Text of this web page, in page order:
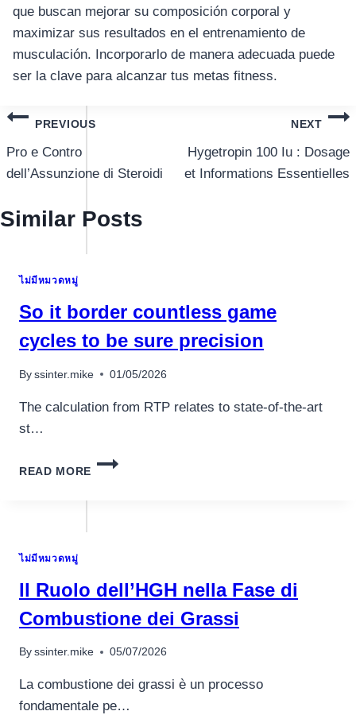
โทรศัพท์
สินค้าตามแบรนด์
que buscan mejorar su composición corporal y
maximizar sus resultados en el entrenamiento de
musculación. Incorporarlo de manera adecuada puede
ser la clave para alcanzar tus metas fitness.
แนะแนว
เรื่อง
PREVIOUS
Pro e Contro
dell’Assunzione di Steroidi
NEXT
Hygetropin 100 Iu : Dosage
et Informations Essentielles
Similar Posts
ไม่มีหมวดหมู่
So it border countless game
cycles to be sure precision
By ssinter.mike 01/05/2026
The calculation from RTP relates to state-of-the-art
st…
READ MORE
SO
SURE
PRECISION
ไม่มีหมวดหมู่
Il Ruolo dell’HGH nella Fase di
Combustione dei Grassi
By ssinter.mike 05/07/2026
La combustione dei grassi è un processo
fondamentale pe…